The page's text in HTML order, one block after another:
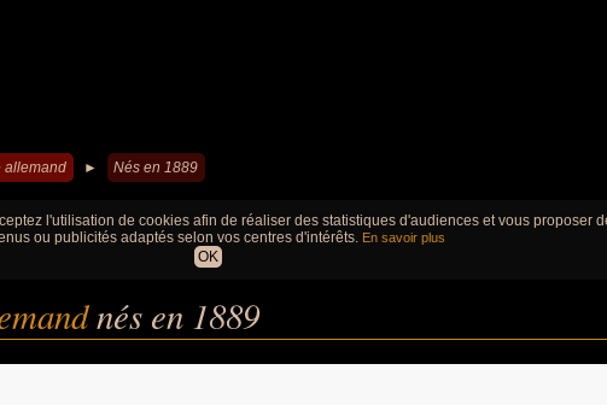
allemand ► Nés en 1889
l'utilisation de cookies afin de réaliser des statistiques d'audiences et vous proposer
ou publicités adaptés selon vos centres d'intérêts. En savoir plus
OK
nés en 1889